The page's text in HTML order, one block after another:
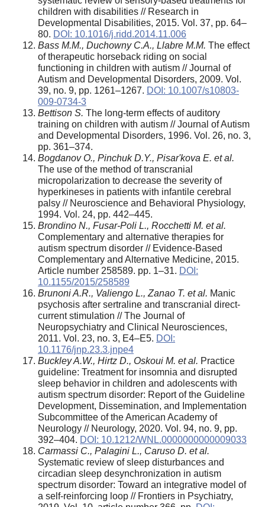
children with disabilities // Research in
Developmental Disabilities, 2015. Vol. 37, pp. 64–
80. DOI: 10.1016/j.ridd.2014.11.006
Bass M.M., Duchowny C.A., Llabre M.M. The effect
of therapeutic horseback riding on social
functioning in children with autism // Journal of
Autism and Developmental Disorders, 2009. Vol.
39, no. 9, pp. 1261–1267. DOI: 10.1007/s10803-
009-0734-3
Bettison S. The long-term effects of auditory
training on children with autism // Journal of Autism
and Developmental Disorders, 1996. Vol. 26, no. 3,
pp. 361–374.
Bogdanov O., Pinchuk D.Y., Pisar'kova E. et al.
The use of the method of transcranial
micropolarization to decrease the severity of
hyperkineses in patients with infantile cerebral
palsy // Neuroscience and Behavioral Physiology,
1994. Vol. 24, pp. 442–445.
Brondino N., Fusar-Poli L., Rocchetti M. et al.
Complementary and alternative therapies for
autism spectrum disorder // Evidence-Based
Complementary and Alternative Medicine, 2015.
Article number 258589. pp. 1–31. DOI:
10.1155/2015/258589
Brunoni A.R., Valiengo L., Zanao T. et al. Manic
psychosis after sertraline and transcranial direct-
current stimulation // The Journal of
Neuropsychiatry and Clinical Neurosciences,
2011. Vol. 23, no. 3, E4–E5. DOI:
10.1176/jnp.23.3.jnpe4
Buckley A.W., Hirtz D., Oskoui M. et al. Practice
guideline: Treatment for insomnia and disrupted
sleep behavior in children and adolescents with
autism spectrum disorder: Report of the Guideline
Development, Dissemination, and Implementation
Subcommittee of the American Academy of
Neurology // Neurology, 2020. Vol. 94, no. 9, pp.
392–404. DOI: 10.1212/WNL.0000000000009033
Carmassi C., Palagini L., Caruso D. et al.
Systematic review of sleep disturbances and
circadian sleep desynchronization in autism
spectrum disorder: Toward an integrative model of
a self-reinforcing loop // Frontiers in Psychiatry,